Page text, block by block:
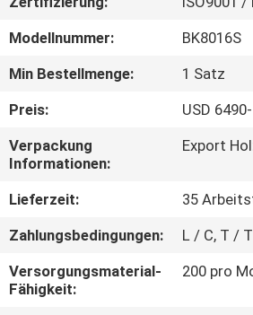
FABRIK-
AUSFLUG
TRETEN
MIT
UNS
Modellnummer:
BK8016S
Min Bestellmenge:
1 Satz
Preis:
USD
Verpackung
Informationen:
Export
Lieferzeit:
35
Zahlungsbedingungen:
L / C, T / T
Versorgungsmaterial-
Fähigkeit:
200 pro